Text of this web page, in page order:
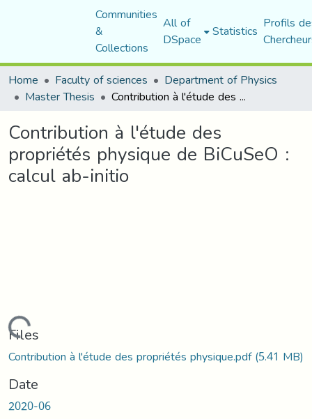
Communities
&
Collections
All of
DSpace Statistics Profils
Home
Faculty of sciences Department of Physics
Master Thesis Contribution à l'étude des propriétés physique de BiCuSeO : calcul ab-initio
Contribution à l'étude des
propriétés physique de BiCuSeO :
calcul ab-initio
Loading...
Files
Contribution à l'étude des propriétés physique.pdf(5.41 MB)
Date
2020-06